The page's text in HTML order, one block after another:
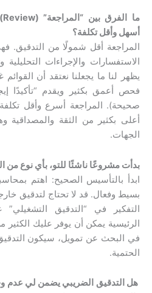
أسهل وأقل تكلفة؟
المراجعة أقل شمولًا من
الاستفسارات والإجراءات التحليلية
يظهر لنا ما يجعلنا نعتقد أن
فحص أعمق بكثير ويقدم “تأكيدًا
صحيحة). المراجعة أسرع وأقل
أعلى بكثير من الثقة
الجهات.
بدأت مشروعًا ناشئًا للتو، بأي نوع من
ابدأ بالتأسيس الصحيح: اهتم
بسيط وفعال. قد لا تحتاج لتدقيق
التفكير في “التدقيق
الرئيسية يمكن أن يوفر عليك الكثير
في البحث عن تمويل، سيكون
الحتمية.
هل التدقيق الضريبي يضمن لي عدم